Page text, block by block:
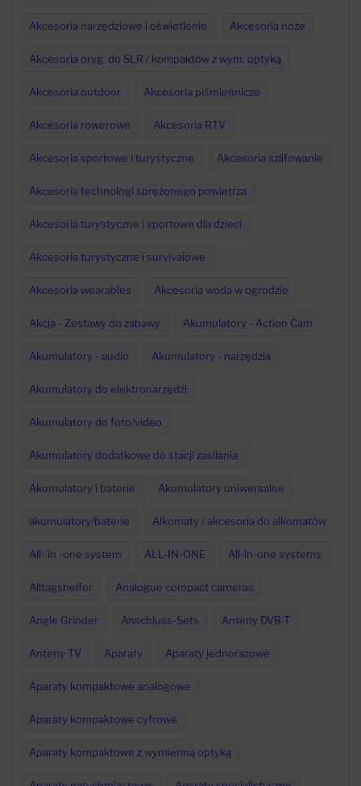
Akcesoria narzędziowe i oświetlenie Akcesoria noże
Akcesoria oryg. do SLR / kompaktów z wym. optyką
Akcesoria outdoor Akcesoria piśmiennicze
Akcesoria rowerowe Akcesoria RTV
Akcesoria sportowe i turystyczne Akcesoria szlifowanie
Akcesoria technologi sprężonego powietrza
Akcesoria turystyczne i sportowe dla dzieci
Akcesoria turystyczne i survivalowe
Akcesoria wearables Akcesoria woda w ogrodzie
Akcja - Zestawy do zabawy Akumulatory - Action Cam
Akumulatory - audio Akumulatory - narzędzia
Akumulatory do elektronarzędzi
Akumulatory do foto/video
Akumulatory dodatkowe do stacji zasilania
Akumulatory i baterie Akumulatory uniwersalne
akumulatory/baterie Alkomaty / akcesoria do alkomatów
All- in -one system ALL-IN-ONE All-in-one systems
Alltagshelfer Analogue compact cameras
Angle Grinder Anschluss-Sets Anteny DVB-T
Anteny TV Aparaty Aparaty jednorazowe
Aparaty kompaktowe analogowe
Aparaty kompaktowe cyfrowe
Aparaty kompaktowe z wymienną optyką